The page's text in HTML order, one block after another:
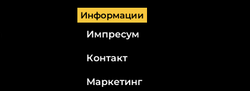
Информации
Импресум
Контакт
Маркетинг